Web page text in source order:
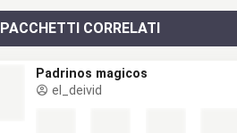
PACCHETTI CORRELATI
Padrinos magicos
el_deivid